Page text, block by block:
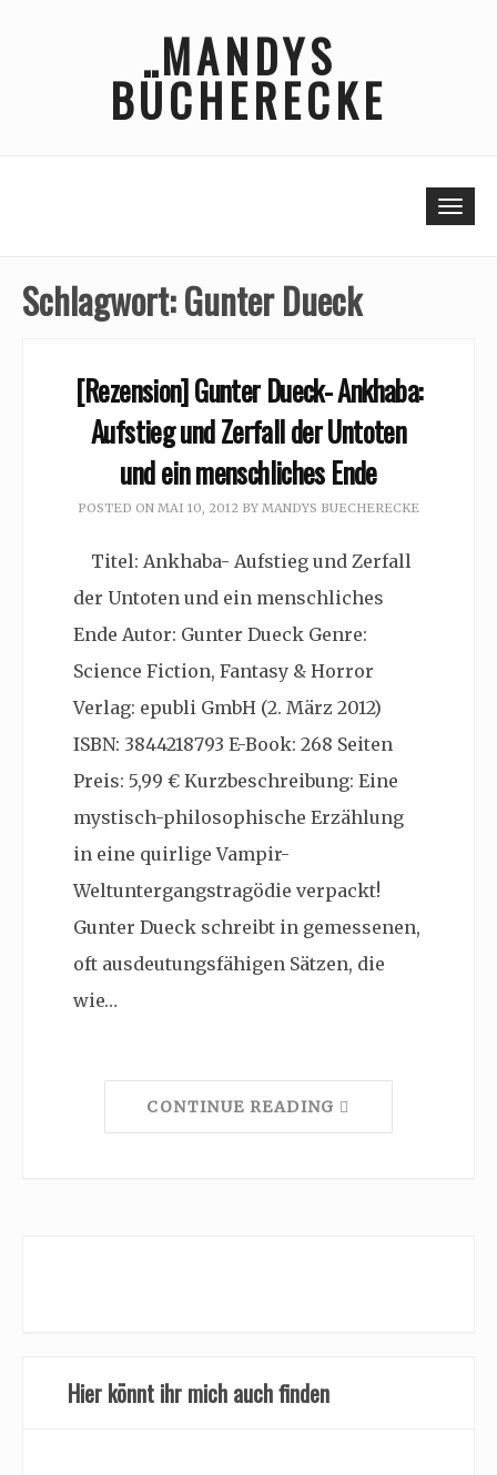
MANDYS
BÜCHERECKE
Schlagwort:Gunter Dueck
[Rezension] Gunter Dueck- Ankhaba:
Aufstieg und Zerfall der Untoten
und ein menschliches Ende
POSTED ON MAI 10, 2012 BY MANDYS BUECHERECKE
Titel: Ankhaba- Aufstieg und Zerfall
der Untoten und ein menschliches
Ende Autor: Gunter Dueck Genre:
Science Fiction, Fantasy & Horror
Verlag: epubli GmbH (2. März 2012)
ISBN: 3844218793 E-Book: 268 Seiten
Preis: 5,99 € Kurzbeschreibung: Eine
mystisch-philosophische Erzählung
in eine quirlige Vampir-
Weltuntergangstragödie verpackt!
Gunter Dueck schreibt in gemessenen,
oft ausdeutungsfähigen Sätzen, die
wie…
CONTINUE READING
Hier könnt ihr mich auch finden